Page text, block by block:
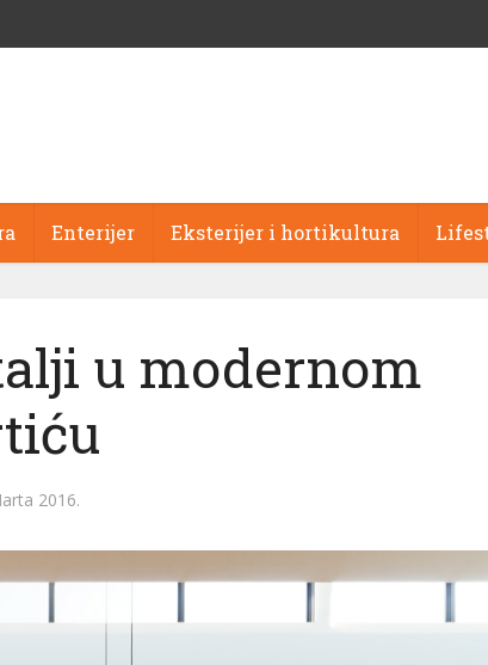
Enterijer Eksterijer i hortikultura
u modernom
2016.